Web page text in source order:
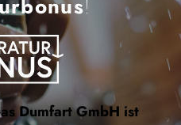
!
Dumfart GmbH ist